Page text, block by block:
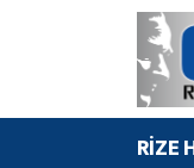
RİZE
BÖLGEMİZ
Merkez
Merkez